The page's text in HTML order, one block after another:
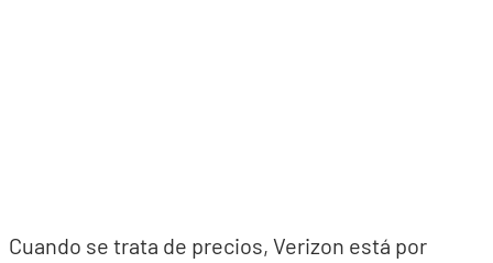
Cuando se trata de precios, Verizon está por